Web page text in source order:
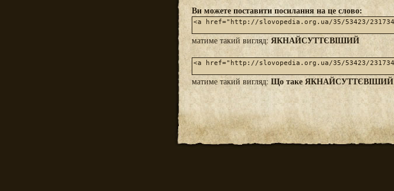
Ви можете поставити посилання на це слово:
матиме такий вигляд: ЯКНАЙСУТТЄВІШИЙ
матиме такий вигляд: Що таке ЯКНАЙСУТТЄВІШИЙ